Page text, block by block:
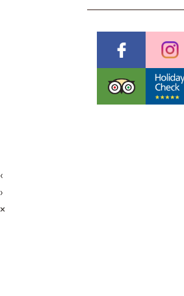
‹
›
×